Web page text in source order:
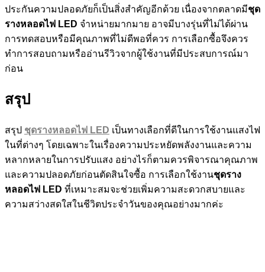
ประกันความปลอดภัยก็เป็นสิ่งสำคัญอีกด้วย เนื่องจากตลาดมีชุด
รางหลอดไฟ LED จำหน่ายมากมาย อาจมีบางรุ่นที่ไม่ได้ผ่าน
การทดสอบหรือมีคุณภาพที่ไม่ดีพอที่ควร การเลือกซื้อจึงควร
ทำการสอบถามหรืออ่านรีวิวจากผู้ใช้งานที่มีประสบการณ์มา
ก่อน
สรุป
สรุป ชุดรางหลอดไฟ LED เป็นทางเลือกที่ดีในการใช้งานแสงไฟ
ในที่ต่างๆ โดยเฉพาะในเรื่องความประหยัดพลังงานและความ
หลากหลายในการปรับแสง อย่างไรก็ตามควรพิจารณาคุณภาพ
และความปลอดภัยก่อนตัดสินใจซื้อ การเลือกใช้งานชุดราง
หลอดไฟ LED ที่เหมาะสมจะช่วยเพิ่มความสะดวกสบายและ
ความสว่างสดใสในชีวิตประจำวันของคุณอย่างมากค่ะ